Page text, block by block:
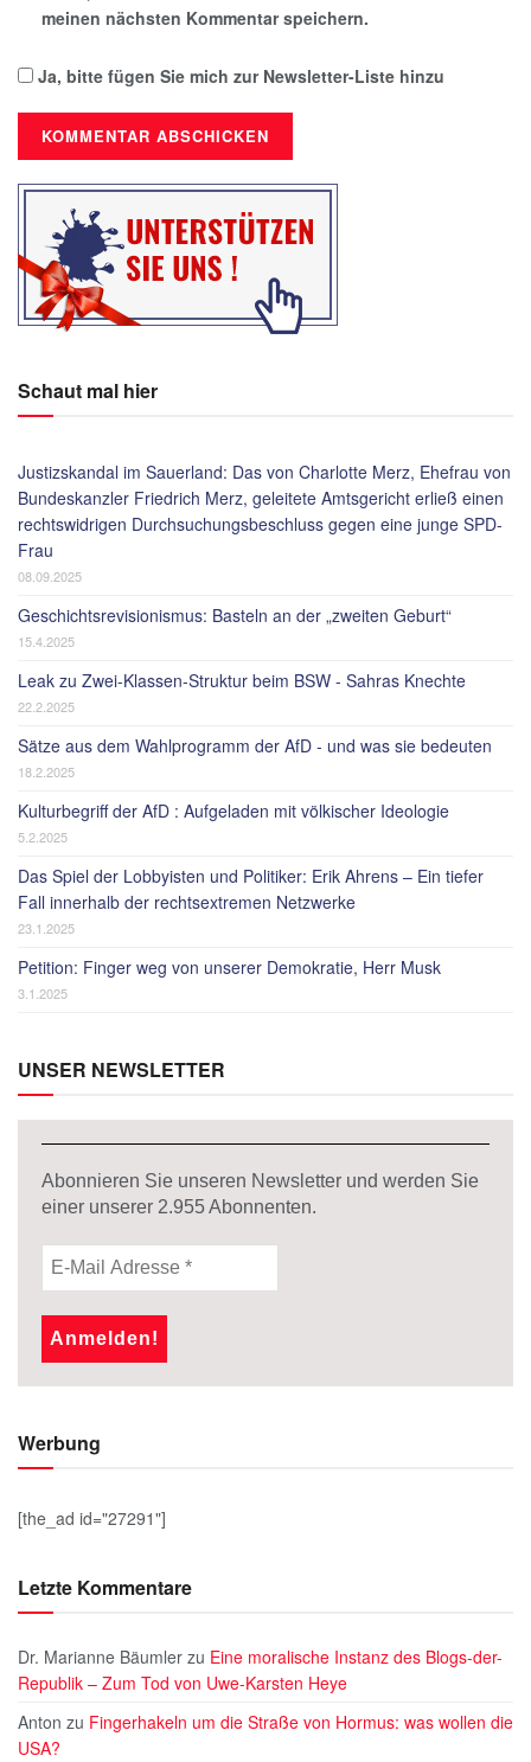
meinen nächsten Kommentar speichern.
Ja, bitte fügen Sie mich zur Newsletter-Liste hinzu
Schaut mal hier
Justizskandal im Sauerland: Das von Charlotte Merz, Ehefrau von
Bundeskanzler Friedrich Merz, geleitete Amtsgericht erließ einen
rechtswidrigen Durchsuchungsbeschluss gegen eine junge SPD-
Frau
08.09.2025
Geschichtsrevisionismus: Basteln an der „zweiten Geburt“
15.4.2025
Leak zu Zwei-Klassen-Struktur beim BSW - Sahras Knechte
22.2.2025
Sätze aus dem Wahlprogramm der AfD - und was sie bedeuten
18.2.2025
Kulturbegriff der AfD : Aufgeladen mit völkischer Ideologie
5.2.2025
Das Spiel der Lobbyisten und Politiker: Erik Ahrens – Ein tiefer
Fall innerhalb der rechtsextremen Netzwerke
23.1.2025
Petition: Finger weg von unserer Demokratie, Herr Musk
3.1.2025
UNSER NEWSLETTER
Abonnieren Sie unseren Newsletter und werden Sie
einer unserer 2.955Abonnenten.
Werbung
[the_ad id="27291"]
Letzte Kommentare
Dr. Marianne Bäumler zu Eine moralische Instanz des Blogs-der-
Republik – Zum Tod von Uwe-Karsten Heye
Anton zu Fingerhakeln um die Straße von Hormus: was wollen die
USA?